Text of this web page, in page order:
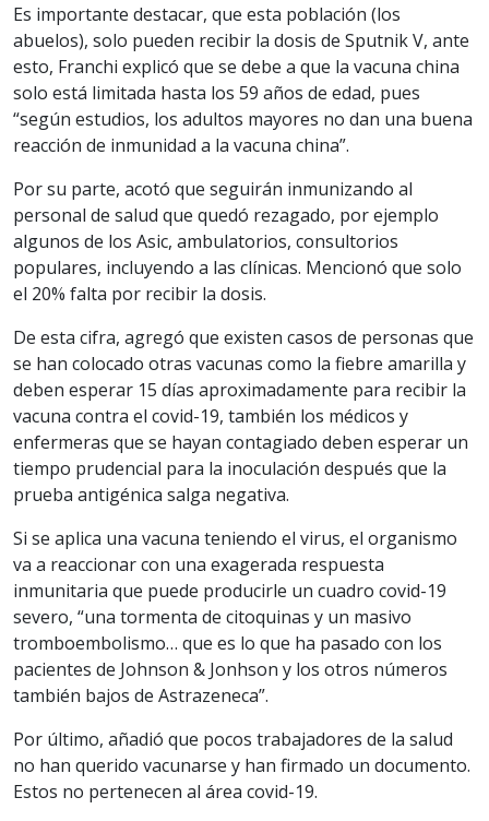
Es importante destacar, que esta población (los
abuelos), solo pueden recibir la dosis de Sputnik V, ante
esto, Franchi explicó que se debe a que la vacuna china
solo está limitada hasta los 59 años de edad, pues
“según estudios, los adultos mayores no dan una buena
reacción de inmunidad a la vacuna china”.
Por su parte, acotó que seguirán inmunizando al
personal de salud que quedó rezagado, por ejemplo
algunos de los Asic, ambulatorios, consultorios
populares, incluyendo a las clínicas. Mencionó que solo
el 20% falta por recibir la dosis.
De esta cifra, agregó que existen casos de personas que
se han colocado otras vacunas como la fiebre amarilla y
deben esperar 15 días aproximadamente para recibir la
vacuna contra el covid-19, también los médicos y
enfermeras que se hayan contagiado deben esperar un
tiempo prudencial para la inoculación después que la
prueba antigénica salga negativa.
Si se aplica una vacuna teniendo el virus, el organismo
va a reaccionar con una exagerada respuesta
inmunitaria que puede producirle un cuadro covid-19
severo, “una tormenta de citoquinas y un masivo
tromboembolismo… que es lo que ha pasado con los
pacientes de Johnson & Jonhson y los otros números
también bajos de Astrazeneca”.
Por último, añadió que pocos trabajadores de la salud
no han querido vacunarse y han firmado un documento.
Estos no pertenecen al área covid-19.